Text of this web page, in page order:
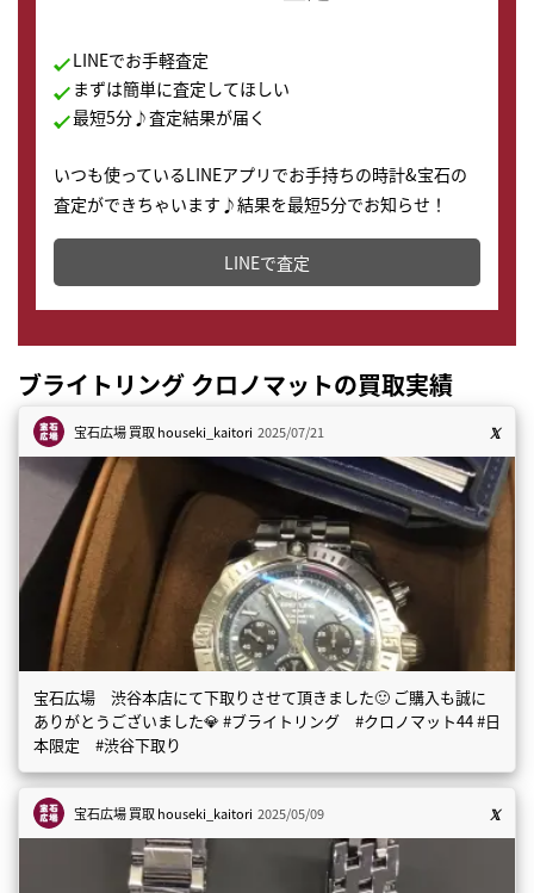
LINEでお手軽査定
まずは簡単に査定してほしい
最短5分♪査定結果が届く
いつも使っているLINEアプリでお手持ちの時計&宝石の
査定ができちゃいます♪結果を最短5分でお知らせ！
どこからでもすぐに査定金額を知ることが出来ます。
LINEで査定
ブライトリング クロノマットの買取実績
宝石広場 買取houseki_kaitori 2025/07/21
宝石広場 渋谷本店にて下取りさせて頂きました🙂 ご購入も誠に
ありがとうございました💎 #ブライトリング #クロノマット44 #日
本限定 #渋谷下取り
宝石広場 買取houseki_kaitori 2025/05/09